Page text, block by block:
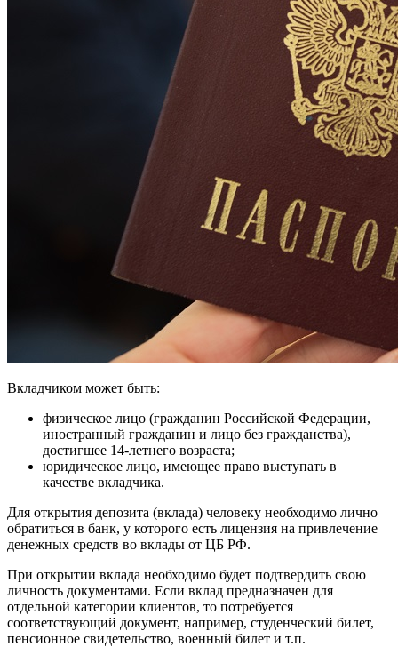
Вкладчиком может быть:
физическое лицо (гражданин Российской Федерации,
иностранный гражданин и лицо без гражданства),
достигшее 14-летнего возраста;
юридическое лицо, имеющее право выступать в
качестве вкладчика.
Для открытия депозита (вклада) человеку необходимо лично
обратиться в банк, у которого есть лицензия на привлечение
денежных средств во вклады от ЦБ РФ.
При открытии вклада необходимо будет подтвердить свою
личность документами. Если вклад предназначен для
отдельной категории клиентов, то потребуется
соответствующий документ, например, студенческий билет,
пенсионное свидетельство, военный билет и т.п.